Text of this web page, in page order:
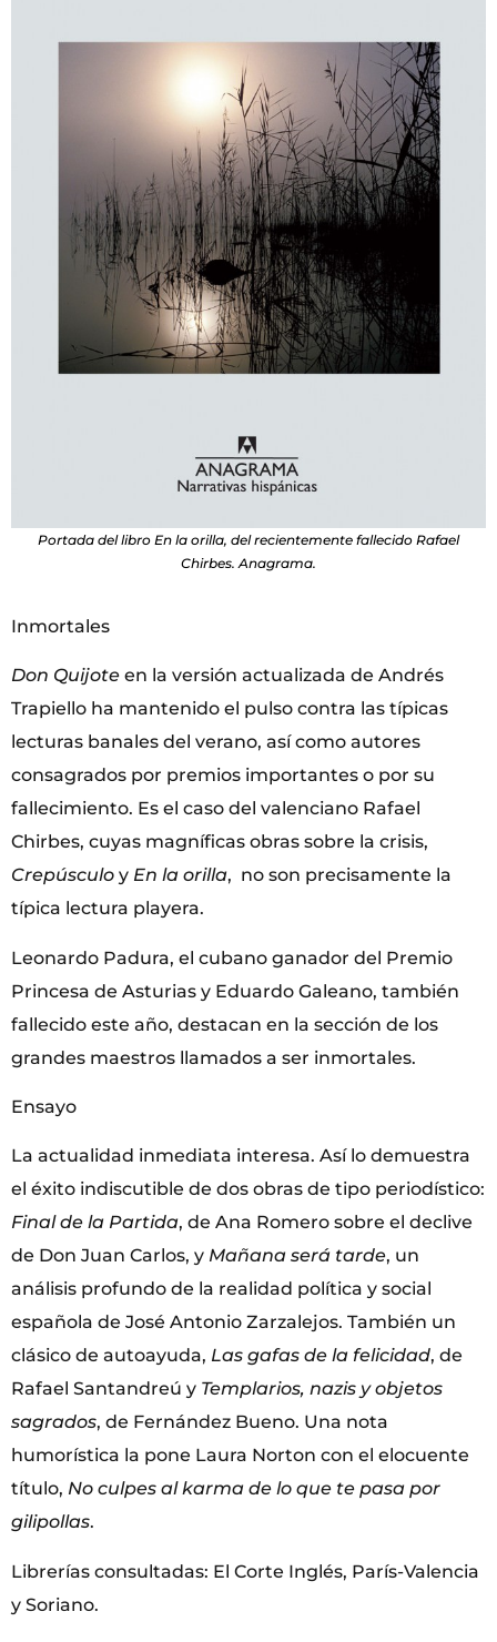
Portada del libro En la orilla, del recientemente fallecido Rafael
Chirbes. Anagrama.
Inmortales
Don Quijote en la versión actualizada de Andrés
Trapiello ha mantenido el pulso contra las típicas
lecturas banales del verano, así como autores
consagrados por premios importantes o por su
fallecimiento. Es el caso del valenciano Rafael
Chirbes, cuyas magníficas obras sobre la crisis,
Crepúsculo y En la orilla, no son precisamente la
típica lectura playera.
Leonardo Padura, el cubano ganador del Premio
Princesa de Asturias y Eduardo Galeano, también
fallecido este año, destacan en la sección de los
grandes maestros llamados a ser inmortales.
Ensayo
La actualidad inmediata interesa. Así lo demuestra
el éxito indiscutible de dos obras de tipo periodístico:
Final de la Partida, de Ana Romero sobre el declive
de Don Juan Carlos, y Mañana será tarde, un
análisis profundo de la realidad política y social
española de José Antonio Zarzalejos. También un
clásico de autoayuda, Las gafas de la felicidad, de
Rafael Santandreú y Templarios, nazis y objetos
sagrados, de Fernández Bueno. Una nota
humorística la pone Laura Norton con el elocuente
título, No culpes al karma de lo que te pasa por
gilipollas.
Librerías consultadas: El Corte Inglés, París-Valencia
y Soriano.